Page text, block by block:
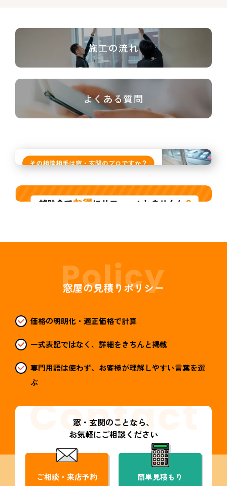
施工の流れ
よくある質問
窓屋の見積りポリシー
価格の明朗化・適正価格で計算
一式表記ではなく、詳細をきちんと掲載
専門用語は使わず、お客様が理解しやすい言葉を選
ぶ
窓・玄関のことなら、
お気軽にご相談ください
ご相談・来店予約 簡単見積もり